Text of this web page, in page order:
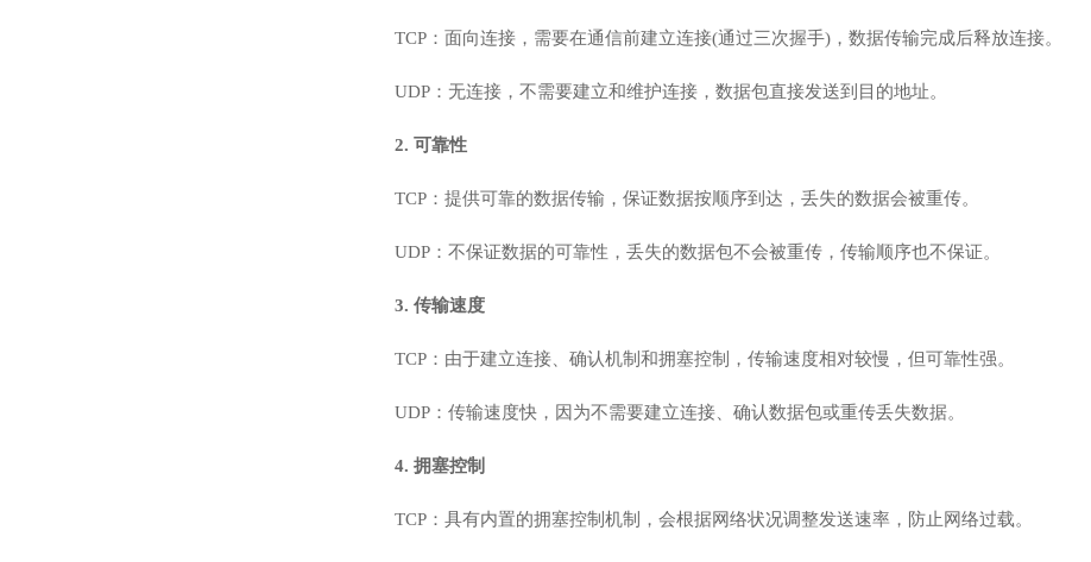
TCP：面向连接，需要在通信前建立连接(通过三次握手)，数据传输完成后释放连接。
UDP：无连接，不需要建立和维护连接，数据包直接发送到目的地址。
2. 可靠性
TCP：提供可靠的数据传输，保证数据按顺序到达，丢失的数据会被重传。
UDP：不保证数据的可靠性，丢失的数据包不会被重传，传输顺序也不保证。
3. 传输速度
TCP：由于建立连接、确认机制和拥塞控制，传输速度相对较慢，但可靠性强。
UDP：传输速度快，因为不需要建立连接、确认数据包或重传丢失数据。
4. 拥塞控制
TCP：具有内置的拥塞控制机制，会根据网络状况调整发送速率，防止网络过载。